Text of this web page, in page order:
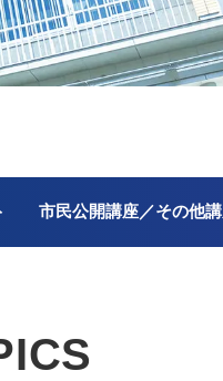
市民公開講座／その他